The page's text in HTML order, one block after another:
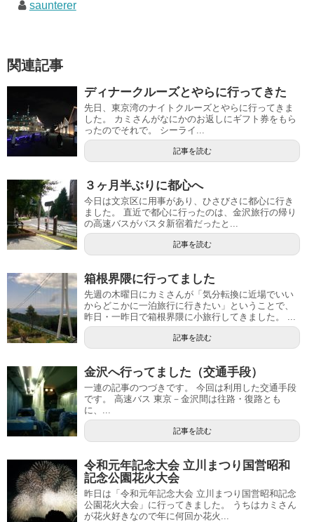
saunterer
関連記事
ディナークルーズとやらに行ってきた
先日、東京湾のナイトクルーズとやらに行ってきま
した。 カミさんがなにかのお返しにギフト券をもら
ったのでそれで。 シーライ...
記事を読む
３ヶ月半ぶりに都心へ
今日は文京区に用事があり、ひさびさに都心に行き
ました。 直近で都心に行ったのは、金沢旅行の帰り
の高速バスがバスタ新宿着だったと...
記事を読む
箱根界隈に行ってました
先週の木曜日にカミさんが「気分転換に近場でいい
からどこかに一泊旅行に行きたい」ということで、
昨日・一昨日で箱根界隈に小旅行してきました。 ...
記事を読む
金沢へ行ってました（交通手段）
一連の記事のつづきです。 今回は利用した交通手段
です。 高速バス 東京－金沢間は往路・復路とも
に、...
記事を読む
令和元年記念大会 立川まつり国営昭和
記念公園花火大会
昨日は「令和元年記念大会 立川まつり国営昭和記念
公園花火大会」に行ってきました。 うちはカミさん
が花火好きなので年に何回か花火...